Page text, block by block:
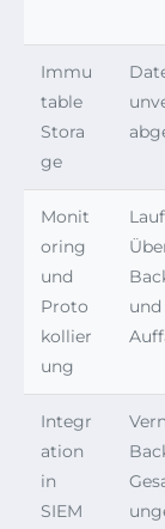
Immu
table
Stora
ge
Monit
oring
und
Proto
kollier
ung
Integr
ation
in
SIEM